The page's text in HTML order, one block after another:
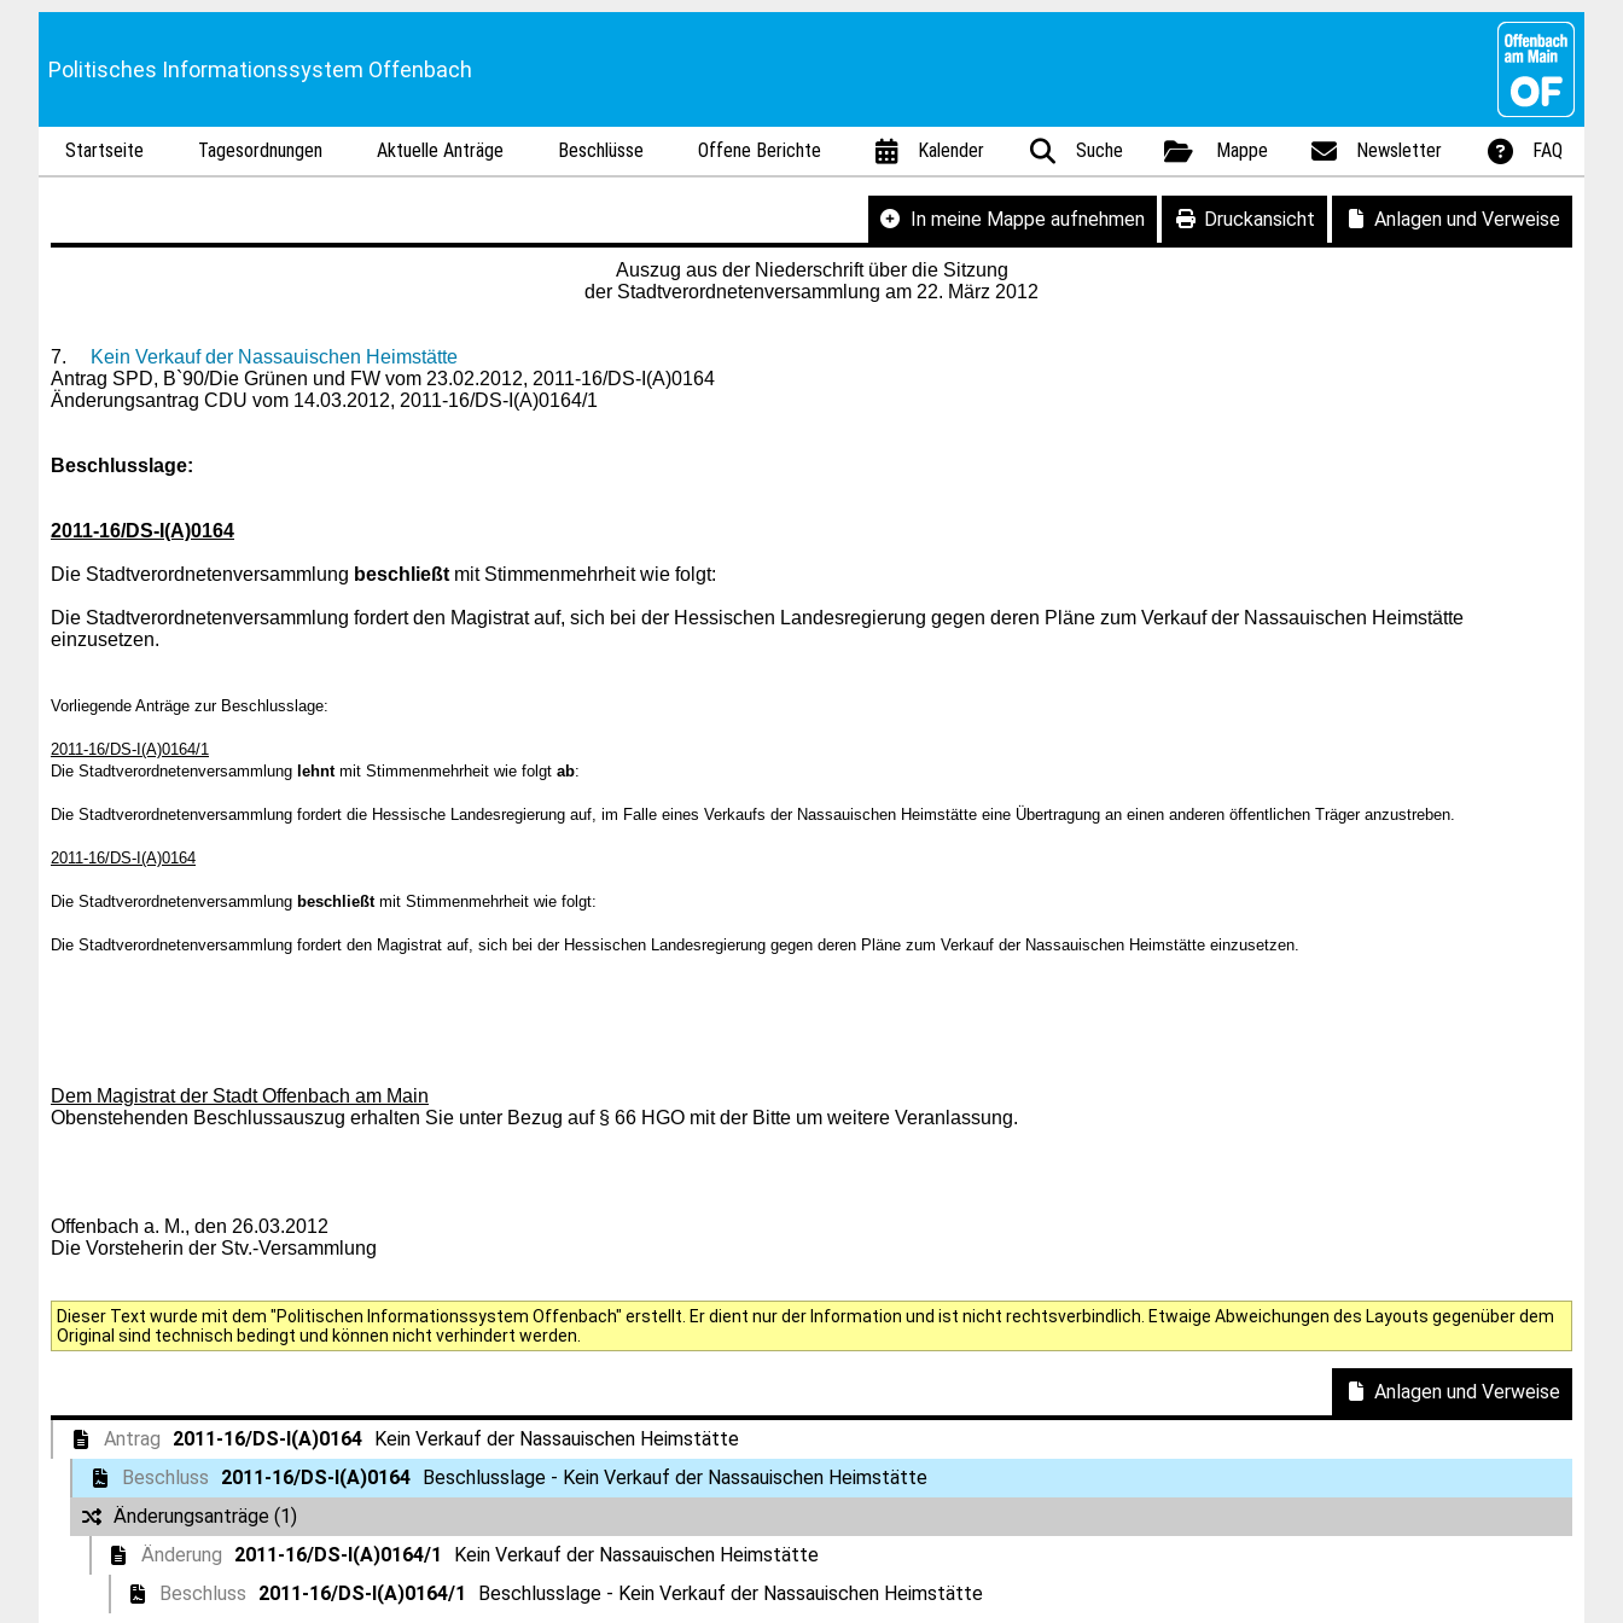
Politisches Informationssystem Offenbach
Startseite Tagesordnungen Aktuelle Anträge Beschlüsse Offene Berichte Kalender Suche Mappe Newsletter FAQ
In meine Mappe aufnehmen Druckansicht Anlagen und Verweise
Auszug aus der Niederschrift über die Sitzung
der Stadtverordnetenversammlung am 22. März 2012
7.
Kein Verkauf der Nassauischen Heimstätte
Antrag SPD, B`90/Die Grünen und FW vom 23.02.2012, 2011-16/DS-I(A)0164
Änderungsantrag CDU vom 14.03.2012, 2011-16/DS-I(A)0164/1
Beschlusslage:
2011-16/DS-I(A)0164
Die Stadtverordnetenversammlung beschließt mit Stimmenmehrheit wie folgt:
Die Stadtverordnetenversammlung fordert den Magistrat auf, sich bei der Hessischen Landesregierung gegen deren Pläne zum Verkauf der Nassauischen Heimstätte
einzusetzen.
Vorliegende Anträge zur Beschlusslage:
2011-16/DS-I(A)0164/1
Die Stadtverordnetenversammlung lehntmit Stimmenmehrheit wie folgt ab:
Die Stadtverordnetenversammlung fordert die Hessische Landesregierung auf, im Falle eines Verkaufs der Nassauischen Heimstätte eine Übertragung an einen anderen öffentlichen Träger anzustreben.
2011-16/DS-I(A)0164
Die Stadtverordnetenversammlung beschließtmit Stimmenmehrheit wie folgt:
Die Stadtverordnetenversammlung fordert den Magistrat auf, sich bei der Hessischen Landesregierung gegen deren Pläne zum Verkauf der Nassauischen Heimstätte einzusetzen.
Dem Magistrat der Stadt Offenbach am Main
Obenstehenden Beschlussauszug erhalten Sie unter Bezug auf § 66 HGO mit der Bitte um weitere Veranlassung.
Offenbach a. M., den 26.03.2012
Die Vorsteherin der Stv.-Versammlung
Dieser Text wurde mit dem "Politischen Informationssystem Offenbach" erstellt. Er dient nur der Information und ist nicht rechtsverbindlich. Etwaige Abweichungen des Layouts gegenüber dem
Original sind technisch bedingt und können nicht verhindert werden.
Anlagen und Verweise
Antrag 2011-16/DS-I(A)0164
Kein Verkauf der Nassauischen Heimstätte
Beschluss
2011-16/DS-I(A)0164 Beschlusslage - Kein Verkauf der Nassauischen Heimstätte
Änderungsanträge (1)
Änderung
2011-16/DS-I(A)0164/1
Kein Verkauf der Nassauischen Heimstätte
Beschluss
2011-16/DS-I(A)0164/1 Beschlusslage - Kein Verkauf der Nassauischen Heimstätte